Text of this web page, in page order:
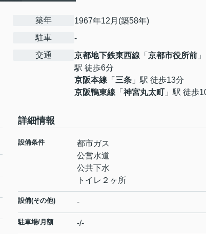
築年
1967年12月(築58年)
駐車
-
交通
京都地下鉄東西線 「 京都市役所前 」
駅 徒歩6分
京阪本線 「 三条 」駅 徒歩13分
京阪鴨東線 「 神宮丸太町 」駅 徒歩
詳細情報
設備条件
都市ガス
公営水道
公共下水
トイレ２ヶ所
設備(その他) -
駐車場/月額 -/-